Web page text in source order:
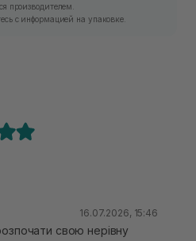
производителем.
с информацией на упаковке.
16.07.2026, 15:46
свою нерівну